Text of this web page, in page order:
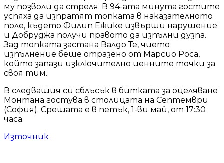
му позволи да стреля. В 94-ата минута гостите
успяха да изпратят топката в наказателното
поле, където Филип Ежике извърши нарушение
и Добруджа получи правото да изпълни дузпа.
Зад топката застана Валдо Те, чието
изпълнение беше отразено от Марсио Роса,
който запази изключително ценните точки за
своя тим.
В следващия си сблъсък в битката за оцеляване
Монтана гостува в столицата на Септември
(София). Срещата е в петък, 1-ви май, от 17:30
часа.
Източник